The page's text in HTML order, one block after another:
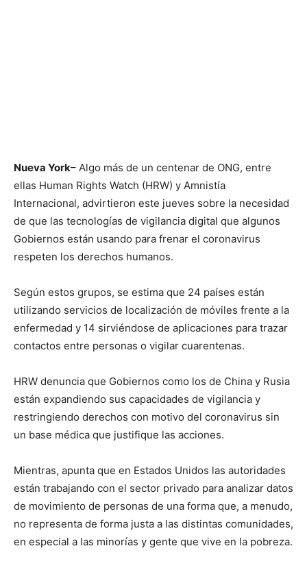
Nueva York– Algo más de un centenar de ONG, entre
ellas Human Rights Watch (HRW) y Amnistía
Internacional, advirtieron este jueves sobre la necesidad
de que las tecnologías de vigilancia digital que algunos
Gobiernos están usando para frenar el coronavirus
respeten los derechos humanos.
Según estos grupos, se estima que 24 países están
utilizando servicios de localización de móviles frente a la
enfermedad y 14 sirviéndose de aplicaciones para trazar
contactos entre personas o vigilar cuarentenas.
HRW denuncia que Gobiernos como los de China y Rusia
están expandiendo sus capacidades de vigilancia y
restringiendo derechos con motivo del coronavirus sin
un base médica que justifique las acciones.
Mientras, apunta que en Estados Unidos las autoridades
están trabajando con el sector privado para analizar datos
de movimiento de personas de una forma que, a menudo,
no representa de forma justa a las distintas comunidades,
en especial a las minorías y gente que vive en la pobreza.